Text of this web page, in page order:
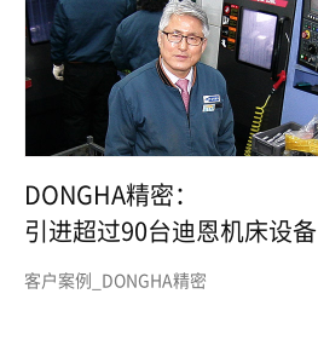
DONGHA精密：
引进超过90台迪恩机床设备
客户案例_DONGHA精密